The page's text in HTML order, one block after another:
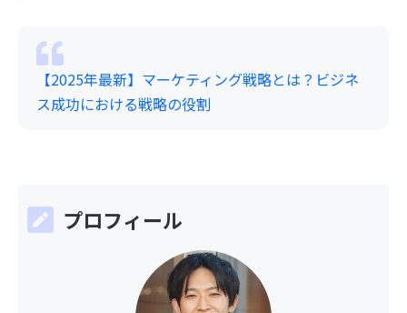
【2025年最新】マーケティング戦略とは？ビジネ
ス成功における戦略の役割
プロフィール